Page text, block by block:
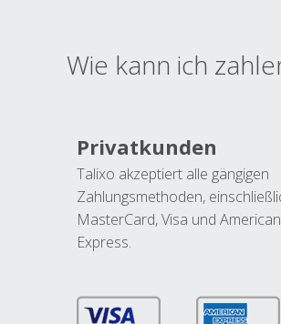
Wie kann ich
Privatkunden
Talixo akzeptiert alle gängigen
Zahlungsmethoden,
MasterCard, Visa und American
Express.